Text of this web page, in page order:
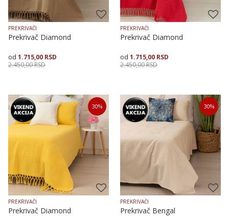
PREKRIVAČI
Prekrivač Diamond
1.715,00 RSD
2.450,00RSD
Veličina
150X225200X250
Dodaj u korpu
PREKRIVAČI
Prekrivač Diamond
1.715,00 RSD
2.450,00RSD
Veličina
150X225200X250
Dodaj u korpu
30%
PREKRIVAČI
Prekrivač Diamond
30%
PREKRIVAČI
Prekrivač Bengal